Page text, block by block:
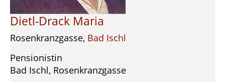
Dietl-Drack Maria
Rosenkranzgasse, Bad Ischl
Pensionistin
Bad Ischl, Rosenkranzgasse